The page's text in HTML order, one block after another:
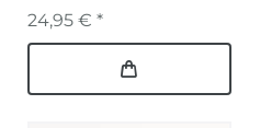
24,95 € *